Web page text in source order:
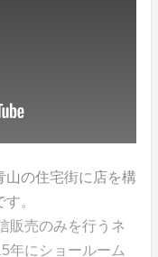
の住宅街に店を構
。
販売のみを行うネ
年にショールーム